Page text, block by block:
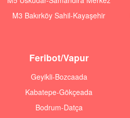
M3 Bakırköy Sahil-Kayaşehir
Feribot/Vapur
Geyikli-Bozcaada
Kabatepe-Gökçeada
Bodrum-Datça